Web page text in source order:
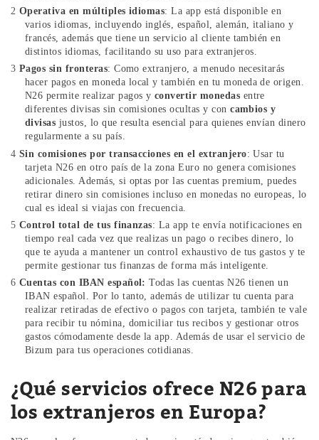
Operativa en múltiples idiomas: La app está disponible en
varios idiomas, incluyendo inglés, español, alemán, italiano y
francés, además que tiene un servicio al cliente también en
distintos idiomas, facilitando su uso para extranjeros.
Pagos sin fronteras: Como extranjero, a menudo necesitarás
hacer pagos en moneda local y también en tu moneda de origen.
N26 permite realizar pagos y convertir monedas entre
diferentes divisas sin comisiones ocultas y concambios y
divisas justos, lo que resulta esencial para quienes envían dinero
regularmente a su país.
Sin comisiones por transacciones en el extranjero: Usar tu
tarjeta N26 en otro país de la zona Euro no genera comisiones
adicionales. Además, si optas por las cuentas premium, puedes
retirar dinero sin comisiones incluso en monedas no europeas, lo
cual es ideal si viajas con frecuencia.
Control total de tus finanzas: La app te envía notificaciones en
tiempo real cada vez que realizas un pago o recibes dinero, lo
que te ayuda a mantener un control exhaustivo de tus gastos y te
permite gestionar tus finanzas de forma más inteligente.
Cuentas con IBAN español: Todas las cuentas N26 tienen un
IBAN español. Por lo tanto, además de utilizar tu cuenta para
realizar retiradas de efectivo o pagos con tarjeta, también te vale
para recibir tu nómina, domiciliar tus recibos y gestionar otros
gastos cómodamente desde la app. Además de usar el servicio de
Bizum para tus operaciones cotidianas.
¿Qué servicios ofrece N26 para
los extranjeros en Europa?